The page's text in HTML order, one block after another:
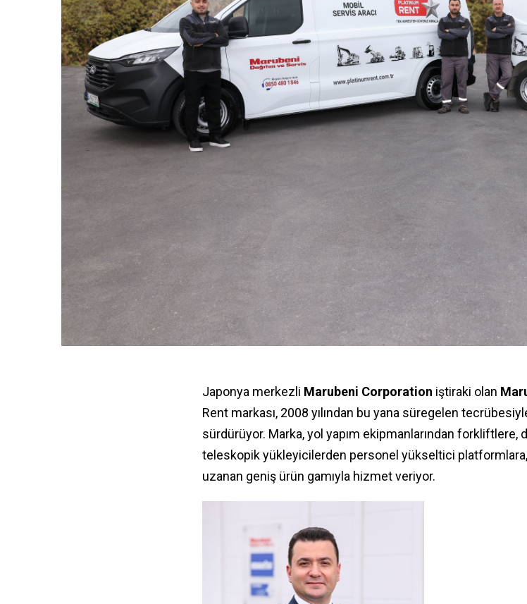
Japonya merkezli Marubeni Corporation iştiraki olan
Rent markası, 2008 yılından bu yana süregelen
sürdürüyor. Marka, yol yapım ekipmanlarından forkliftlere,
teleskopik yükleyicilerden personel yükseltici
uzanan geniş ürün gamıyla hizmet veriyor.